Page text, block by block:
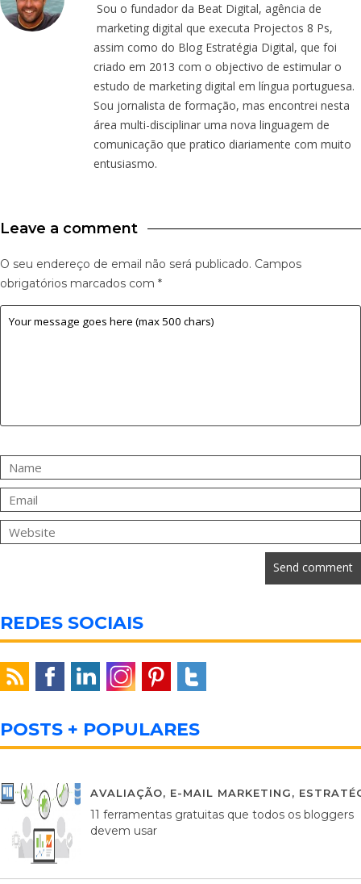
Sou o fundador da Beat Digital, agência de
marketing digital que executa Projectos 8 Ps,
assim como do Blog Estratégia Digital, que foi
criado em 2013 com o objectivo de estimular o
estudo de marketing digital em língua portuguesa.
Sou jornalista de formação, mas encontrei nesta
área multi-disciplinar uma nova linguagem de
comunicação que pratico diariamente com muito
entusiasmo.
Leave a comment
O seu endereço de email não será publicado. Campos
obrigatórios marcados com *
REDES SOCIAIS
POSTS + POPULARES
AVALIAÇÃO, E-MAIL MARKETING,
11 ferramentas gratuitas que todos os bloggers
devem usar